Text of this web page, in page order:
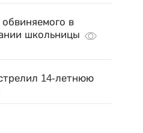
в
школьницы
14-летнюю